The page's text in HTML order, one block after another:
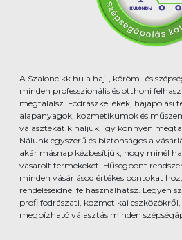
A Szaloncikk.hu a haj-, köröm- és
minden professzionális és otthoni
megtalálsz. Fodrászkellékek, hajápolási
alapanyagok, kozmetikumok és
választékát kínáljuk, így könnyen
Nálunk egyszerű és biztonságos a
akár másnap kézbesítjük, hogy minél
vásárolt termékeket. Hűségpont
minden vásárlásod értékes pontokat
rendeléseidnél felhasználhatsz. Legyen
profi fodrászati, kozmetikai
megbízható választás minden